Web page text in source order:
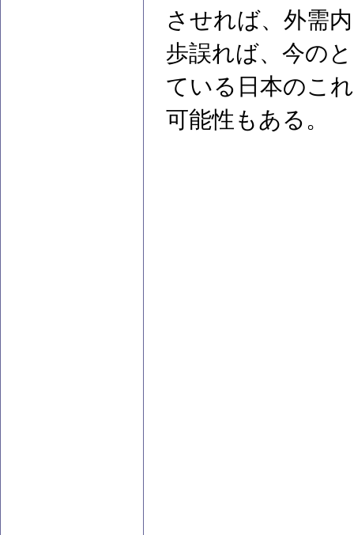
させれば、外需
歩誤れば、今の
ている日本のこ
可能性もある。